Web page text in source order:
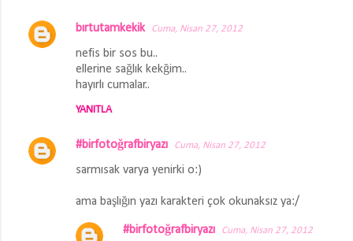
m
l
bırtutamkekik Cuma, Nisan 27, 2012
nefis bir sos bu..
ellerine sağlık kekğim..
hayırlı cumalar..
YANITLA
#birfotoğrafbiryazı Cuma, Nisan 27, 2012
sarmısak varya yenirki o:)
ama başlığın yazı karakteri çok okunaksız ya:/
#birfotoğrafbiryazı Cuma, Nisan 27, 2012